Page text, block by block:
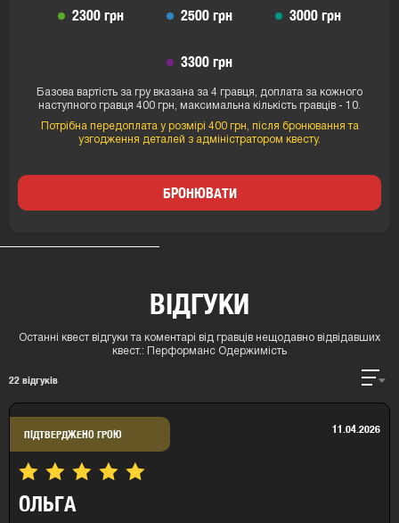
2300 грн 2500 грн 3000 грн
3300 грн
Базова вартість за гру вказана за 4 гравця, доплата за кожного
наступного гравця 400 грн, максимальна кількість гравців - 10.
Потрібна передоплата у розмірі 400 грн, після бронювання та
узгодження деталей з адміністратором квесту.
БРОНЮВАТИ
ВІДГУКИ
Останні квест відгуки та коментарі від гравців нещодавно відвідавших
квест.:
Перформанс Одержимість
22 відгуків
ОЛЬГА
11.04.2026
ПІДТВЕРДЖЕНО ГРОЮ